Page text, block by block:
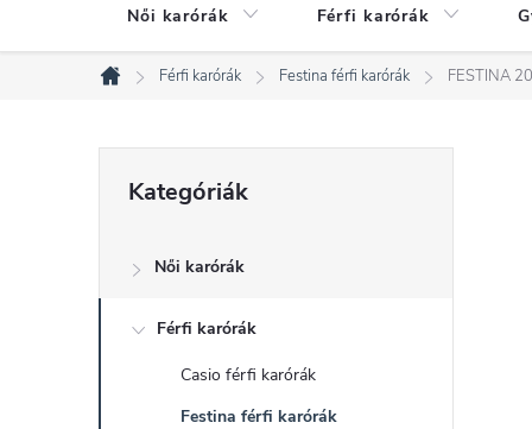
Női karórák Férfi karórák
Kezdőlap
Férfi karórák Festina férfi karórák FESTINA
O
d
átugrása
Kategóriák
Női karórák
Férfi karórák
Casio férfi karórák
Festina férfi karórák